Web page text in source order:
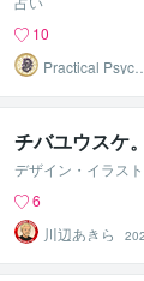
10
Practical Psycho
チバユウスケ
デザイン・イラスト
6
川辺あきら